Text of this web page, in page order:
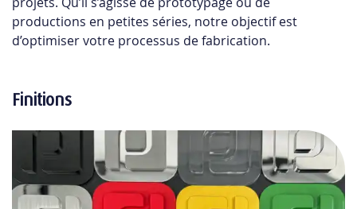
productions en petites séries, notre objectif est
d’optimiser votre processus de fabrication.
Finitions